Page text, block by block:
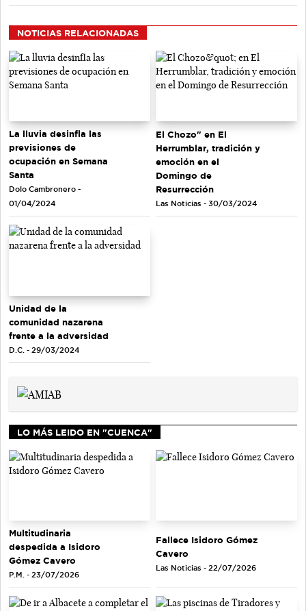
NOTICIAS RELACIONADAS
La lluvia desinfla las
previsiones de
ocupación en Semana
Santa
Dolo Cambronero -
01/04/2024
El Chozo" en El
Herrumblar, tradición y
emoción en el
Domingo de
Resurrección
Las Noticias - 30/03/2024
Unidad de la
comunidad nazarena
frente a la adversidad
D.C. - 29/03/2024
LO MÁS LEIDO EN "CUENCA"
Multitudinaria
despedida a Isidoro
Gómez Cavero
P.M. - 23/07/2026
Fallece Isidoro Gómez
Cavero
Las Noticias - 22/07/2026